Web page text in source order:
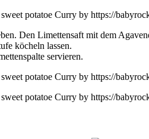
Den Limettensaft mit dem
köcheln lassen.
servieren.